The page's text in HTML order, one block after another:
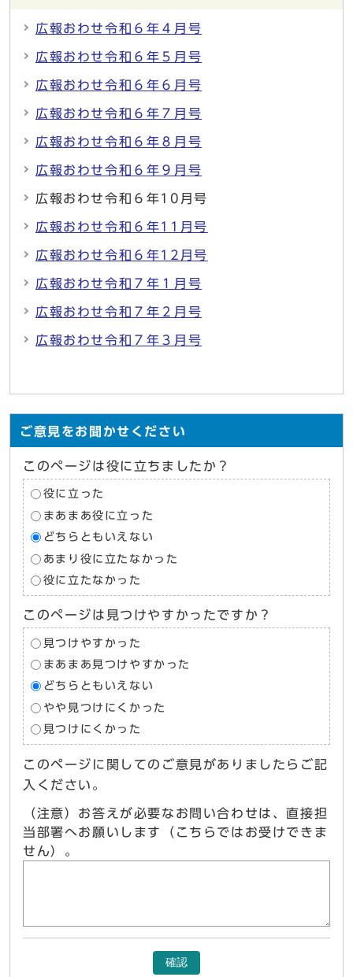
広報おわせ令和６年４月号
広報おわせ令和６年５月号
広報おわせ令和６年６月号
広報おわせ令和６年７月号
広報おわせ令和６年８月号
広報おわせ令和６年９月号
広報おわせ令和６年10月号
広報おわせ令和６年11月号
広報おわせ令和６年12月号
広報おわせ令和７年１月号
広報おわせ令和７年２月号
広報おわせ令和７年３月号
ご意見をお聞かせください
このページは役に立ちましたか？
役に立った
まあまあ役に立った
どちらともいえない
あまり役に立たなかった
役に立たなかった
このページは見つけやすかったですか？
見つけやすかった
まあまあ見つけやすかった
どちらともいえない
やや見つけにくかった
見つけにくかった
このページに関してのご意見がありましたらご記
入ください。
（注意）お答えが必要なお問い合わせは、直接担
当部署へお願いします（こちらではお受けできま
せん）。
確認